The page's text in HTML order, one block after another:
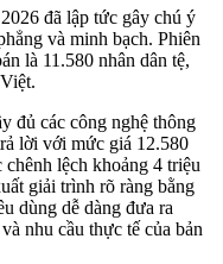
đã lập tức gây chú ý
và minh bạch. Phiên
là 11.580 nhân dân tệ,
đủ các công nghệ thông
lời với mức giá 12.580
lệch khoảng 4 triệu
giải trình rõ ràng bằng
dùng dễ dàng đưa ra
nhu cầu thực tế của bản